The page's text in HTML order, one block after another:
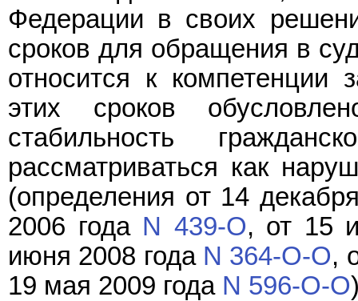
Федерации в своих
сроков для обращения в
относится к компетенции
этих сроков
стабильность
рассматриваться как
(определения от 14
2006 года N 439-О, от 15
июня 2008 года N 364-О-О,
19 мая 2009 года N 596-О-О